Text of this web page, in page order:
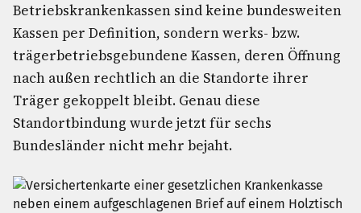
Betriebskrankenkassen sind keine bundesweiten
Kassen per Definition, sondern werks- bzw.
trägerbetriebsgebundene Kassen, deren Öffnung
nach außen rechtlich an die Standorte ihrer
Träger gekoppelt bleibt. Genau diese
Standortbindung wurde jetzt für sechs
Bundesländer nicht mehr bejaht.